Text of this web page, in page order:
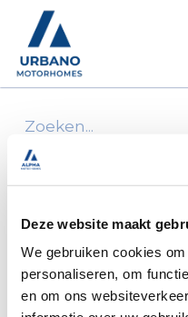
Deze website maakt
We gebruiken cookies
personaliseren, om
en om ons
Alle producten
1 breedtelicht bl 96